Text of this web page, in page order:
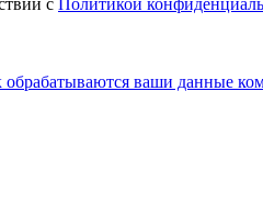
обрабатываются ваши данные